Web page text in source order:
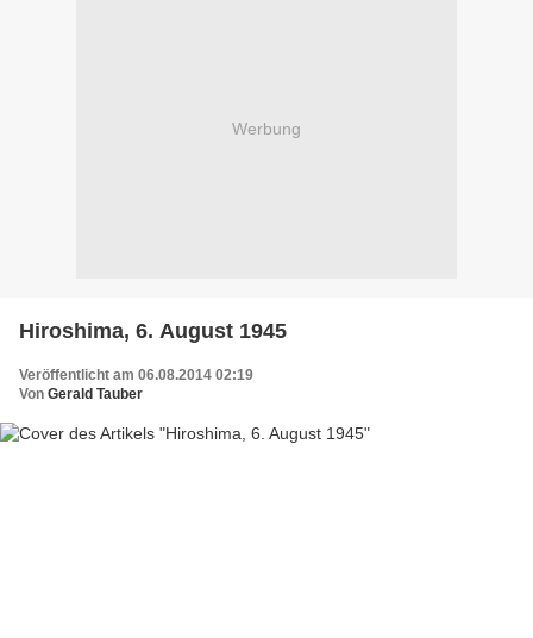
Werbung
Hiroshima, 6. August 1945
Veröffentlicht am 06.08.2014 02:19
Von Gerald Tauber